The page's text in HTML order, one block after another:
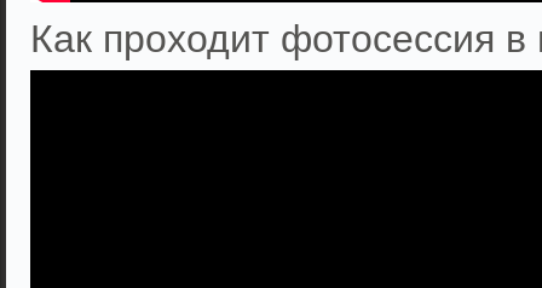
Как проходит фотосессия